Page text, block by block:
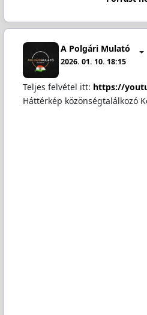
A Polgári Mulató
2026. 01. 10. 18:15
Teljes felvétel itt: https://
Háttérkép közönségtalálkozó